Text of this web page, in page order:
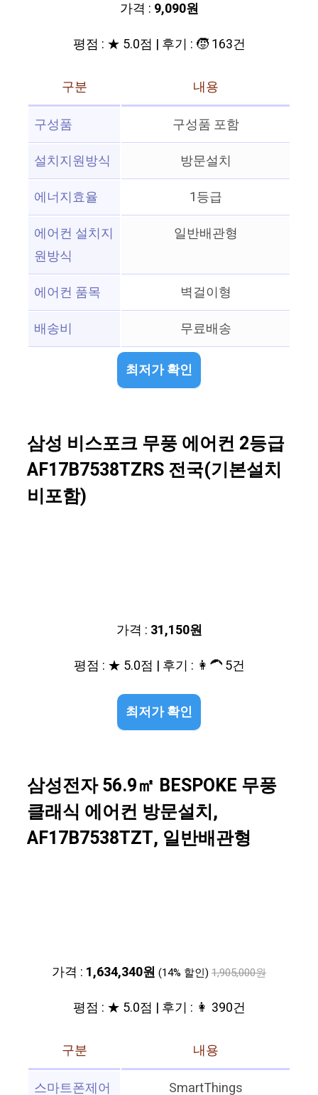
가격 : 9,090원
평점 : ★ 5.0점 | 후기 : 🧒 163건
구분
내용
구성품
구성품 포함
설치지원방식
방문설치
에너지효율
1등급
에어컨 설치지
원방식
일반배관형
에어컨 품목
벽걸이형
배송비
무료배송
최저가 확인
삼성 비스포크 무풍 에어컨 2등급
AF17B7538TZRS 전국(기본설치
비포함)
가격 : 31,150원
평점 : ★ 5.0점 | 후기 : 👩‍🦱 5건
최저가 확인
삼성전자 56.9㎡ BESPOKE 무풍
클래식 에어컨 방문설치,
AF17B7538TZT, 일반배관형
가격 : 1,634,340원 (14% 할인) 1,905,000원
평점 : ★ 5.0점 | 후기 : 👩 390건
구분
내용
스마트폰제어
SmartThings